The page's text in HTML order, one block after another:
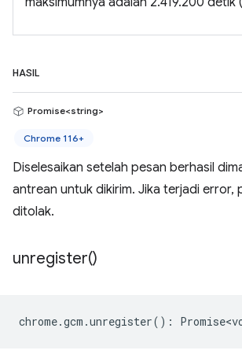
HASIL
Promise<string>
Chrome 116+
Diselesaikan setelah pesan berhasil
antrean untuk dikirim. Jika terjadi error,
ditolak.
unregister()
chrome.gcm .unregister() :